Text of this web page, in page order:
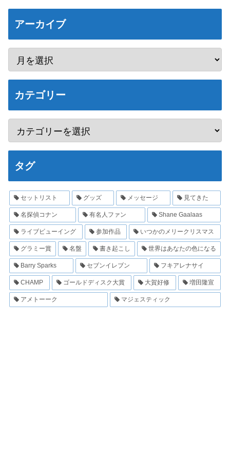
アーカイブ
カテゴリー
タグ
セットリスト グッズ メッセージ 見てきた
名探偵コナン 有名人ファン Shane Gaalaas
ライブビューイング 参加作品 いつかのメリークリスマス
グラミー賞 名盤 書き起こし 世界はあなたの色になる
Barry Sparks セブンイレブン フキアレナサイ
CHAMP ゴールドディスク大賞 大賀好修 増田隆宣
アメトーーク マジェスティック